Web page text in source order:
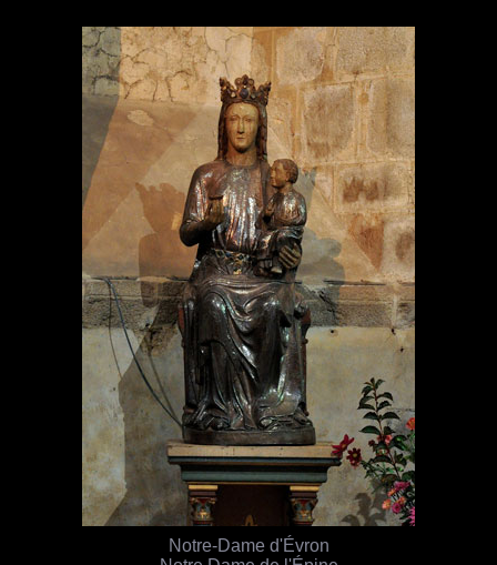
Notre-Dame d'Évron